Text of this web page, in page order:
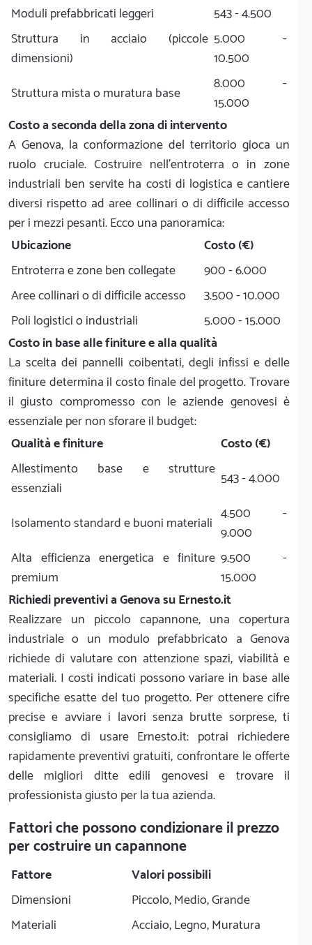
Moduli prefabbricati leggeri
543 - 4.500
Struttura in acciaio (piccole
dimensioni)
5.000 -
10.500
Struttura mista o muratura base
8.000 -
15.000
Costo a seconda della zona di intervento
A Genova, la conformazione del territorio gioca un
ruolo cruciale. Costruire nell'entroterra o in zone
industriali ben servite ha costi di logistica e cantiere
diversi rispetto ad aree collinari o di difficile accesso
per i mezzi pesanti. Ecco una panoramica:
Ubicazione
Costo (€)
Entroterra e zone ben collegate
900 - 6.000
Aree collinari o di difficile accesso
3.500 - 10.000
Poli logistici o industriali
5.000 - 15.000
Costo in base alle finiture e alla qualità
La scelta dei pannelli coibentati, degli infissi e delle
finiture determina il costo finale del progetto. Trovare
il giusto compromesso con le aziende genovesi è
essenziale per non sforare il budget:
Qualità e finiture
Costo (€)
Allestimento base e strutture
essenziali
543 - 4.000
Isolamento standard e buoni materiali 4.500 -
9.000
Alta efficienza energetica e finiture
premium
9.500 -
15.000
Richiedi preventivi a Genova su Ernesto.it
Realizzare un piccolo capannone, una copertura
industriale o un modulo prefabbricato a Genova
richiede di valutare con attenzione spazi, viabilità e
materiali. I costi indicati possono variare in base alle
specifiche esatte del tuo progetto. Per ottenere cifre
precise e avviare i lavori senza brutte sorprese, ti
consigliamo di usare Ernesto.it: potrai richiedere
rapidamente preventivi gratuiti, confrontare le offerte
delle migliori ditte edili genovesi e trovare il
professionista giusto per la tua azienda.
Fattori che possono condizionare il prezzo
per costruire un capannone
Fattore
Valori possibili
Dimensioni
Piccolo, Medio, Grande
Materiali
Acciaio, Legno, Muratura